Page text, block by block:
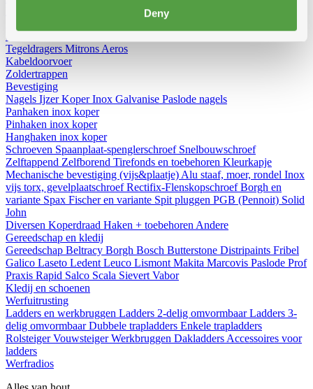
Deny
Birdex - Duivenpinnen Oisipic
Bladvangers
Tegeldragers Mitrons Aeros
Kabeldoorvoer
Zoldertrappen
Bevestiging
Nagels IjzerKoperInox Galvanise Paslode nagels
Panhaken inox koper
Pinhaken inox koper
Hanghaken inox koper
Schroeven Spaanplaat-spenglerschroef Snelbouwschroef
Zelftappend Zelfborend Tirefonds en toebehoren Kleurkapje
Mechanische bevestiging (vijs&plaatje) Alu staaf, moer, rondel Inox
vijs torx, gevelplaatschroefRectifix-FlenskopschroefBorgh en
variante Spax Fischer en variante Spit pluggen PGB (Pennoit) Solid
John
Diversen Koperdraad Haken + toebehoren Andere
Gereedschap en kledij
Gereedschap Beltracy Borgh Bosch Butterstone Distripaints Fribel
Galico Laseto Ledent Leuco Lismont Makita Marcovis Paslode Prof
Praxis Rapid Salco Scala Sievert Vabor
Kledij en schoenen
Werfuitrusting
Ladders en werkbruggen Ladders 2-delig omvormbaarLadders 3-
delig omvormbaarDubbele trapladders Enkele trapladders
RolsteigerVouwsteigerWerkbruggen Dakladders Accessoires voor
ladders
Werfradios